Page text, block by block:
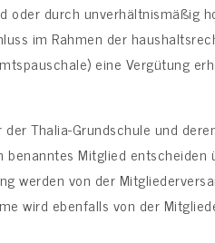
durch unverhältnismäßig
im Rahmen der
eine Vergütung
Thalia-Grundschule und
Mitglied entscheiden
werden von der
wird ebenfalls von der